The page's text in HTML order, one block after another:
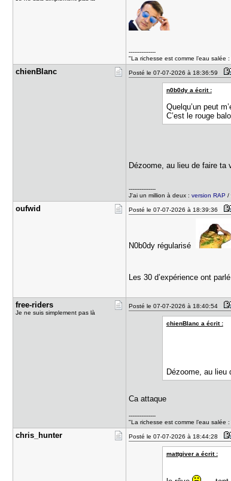
---------------
"La richesse est comme l’eau
chienBlanc Posté le 07-07-2026 à 18:36:59
n0b0dy a écrit :
Quelqu’un peut
C’est le rouge
Dézoome, au lieu de faire ta
---------------
J'ai un million à deux :version RAP /
oufwid Posté le 07-07-2026 à 18:39:36
N0b0dy régularisé
Les 30 d’expérience ont
free-rider​s
Je ne suis simplement pas là
Posté le 07-07-2026 à 18:40:54
chienBlanc a écrit :
Dézoome, au lieu
Ca attaque
---------------
"La richesse est comme l’eau
chris_hunt​er Posté le 07-07-2026 à 18:44:28
mattgiver a écrit :